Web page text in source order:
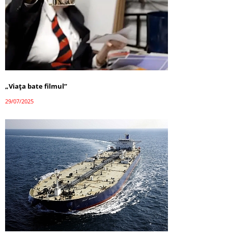
„Viața bate filmul”
29/07/2025